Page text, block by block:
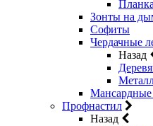
Зонты на
Софиты
Чердачные
Назад
Профнастил
Назад